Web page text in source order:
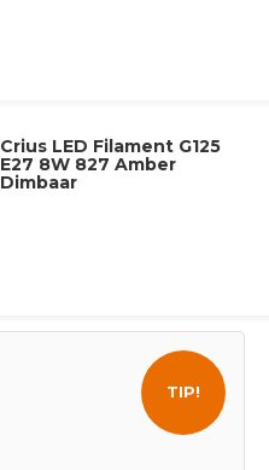
Crius LED Filament G125
E27 8W 827 Amber
Dimbaar
TIP!